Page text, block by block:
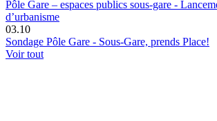
Pôle Gare – espaces publics sous-gare -
d’urbanisme
03.10
Sondage Pôle Gare - Sous-Gare, prends Place!
Voir tout